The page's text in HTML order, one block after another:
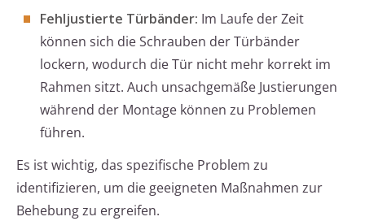
Fehljustierte Türbänder: Im Laufe der Zeit
können sich die Schrauben der Türbänder
lockern, wodurch die Tür nicht mehr korrekt im
Rahmen sitzt. Auch unsachgemäße Justierungen
während der Montage können zu Problemen
führen.
Es ist wichtig, das spezifische Problem zu
identifizieren, um die geeigneten Maßnahmen zur
Behebung zu ergreifen.